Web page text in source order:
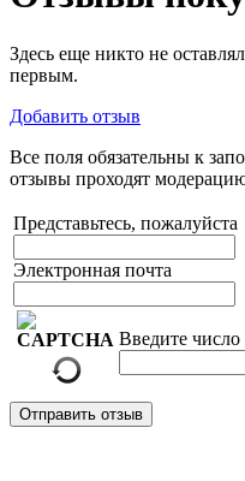
Здесь еще никто не
первым.
Добавить отзыв
Все поля обязательны к
отзывы проходят
Представьтесь, пожалуйста
Электронная почта
Введите число
Отправить отзыв